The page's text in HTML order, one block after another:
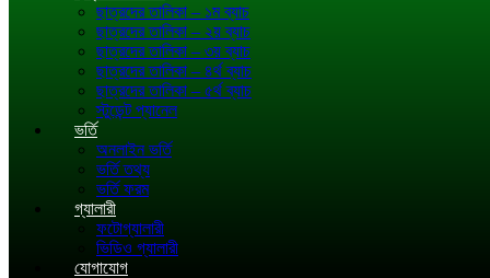
ছাত্রদের তালিকা – ১ম ব্যাচ
ছাত্রদের তালিকা – ২য় ব্যাচ
ছাত্রদের তালিকা – ৩য় ব্যাচ
ছাত্রদের তালিকা – ৪র্থ ব্যাচ
ছাত্রদের তালিকা – ৫র্থ ব্যাচ
স্টুডেন্ট প্যানেল
ভর্তি
অনলাইন ভর্তি
ভর্তি তথ্য
ভর্তি ফরম
গ্যালারী
ফটোগ্যালারী
ভিডিও গ্যালারী
যোগাযোগ